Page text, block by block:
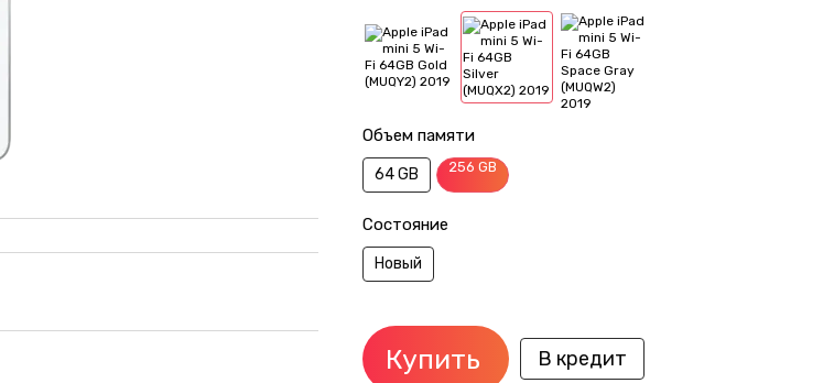
Объем памяти
64 GB 256 GB
Состояние
Новый
Купить В кредит